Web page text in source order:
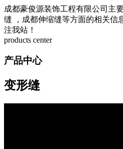
成都豪俊源装饰工程有限公司主
缝 ，成都伸缩缝等方面的相关信
注我站！
products center
产品中心
变形缝